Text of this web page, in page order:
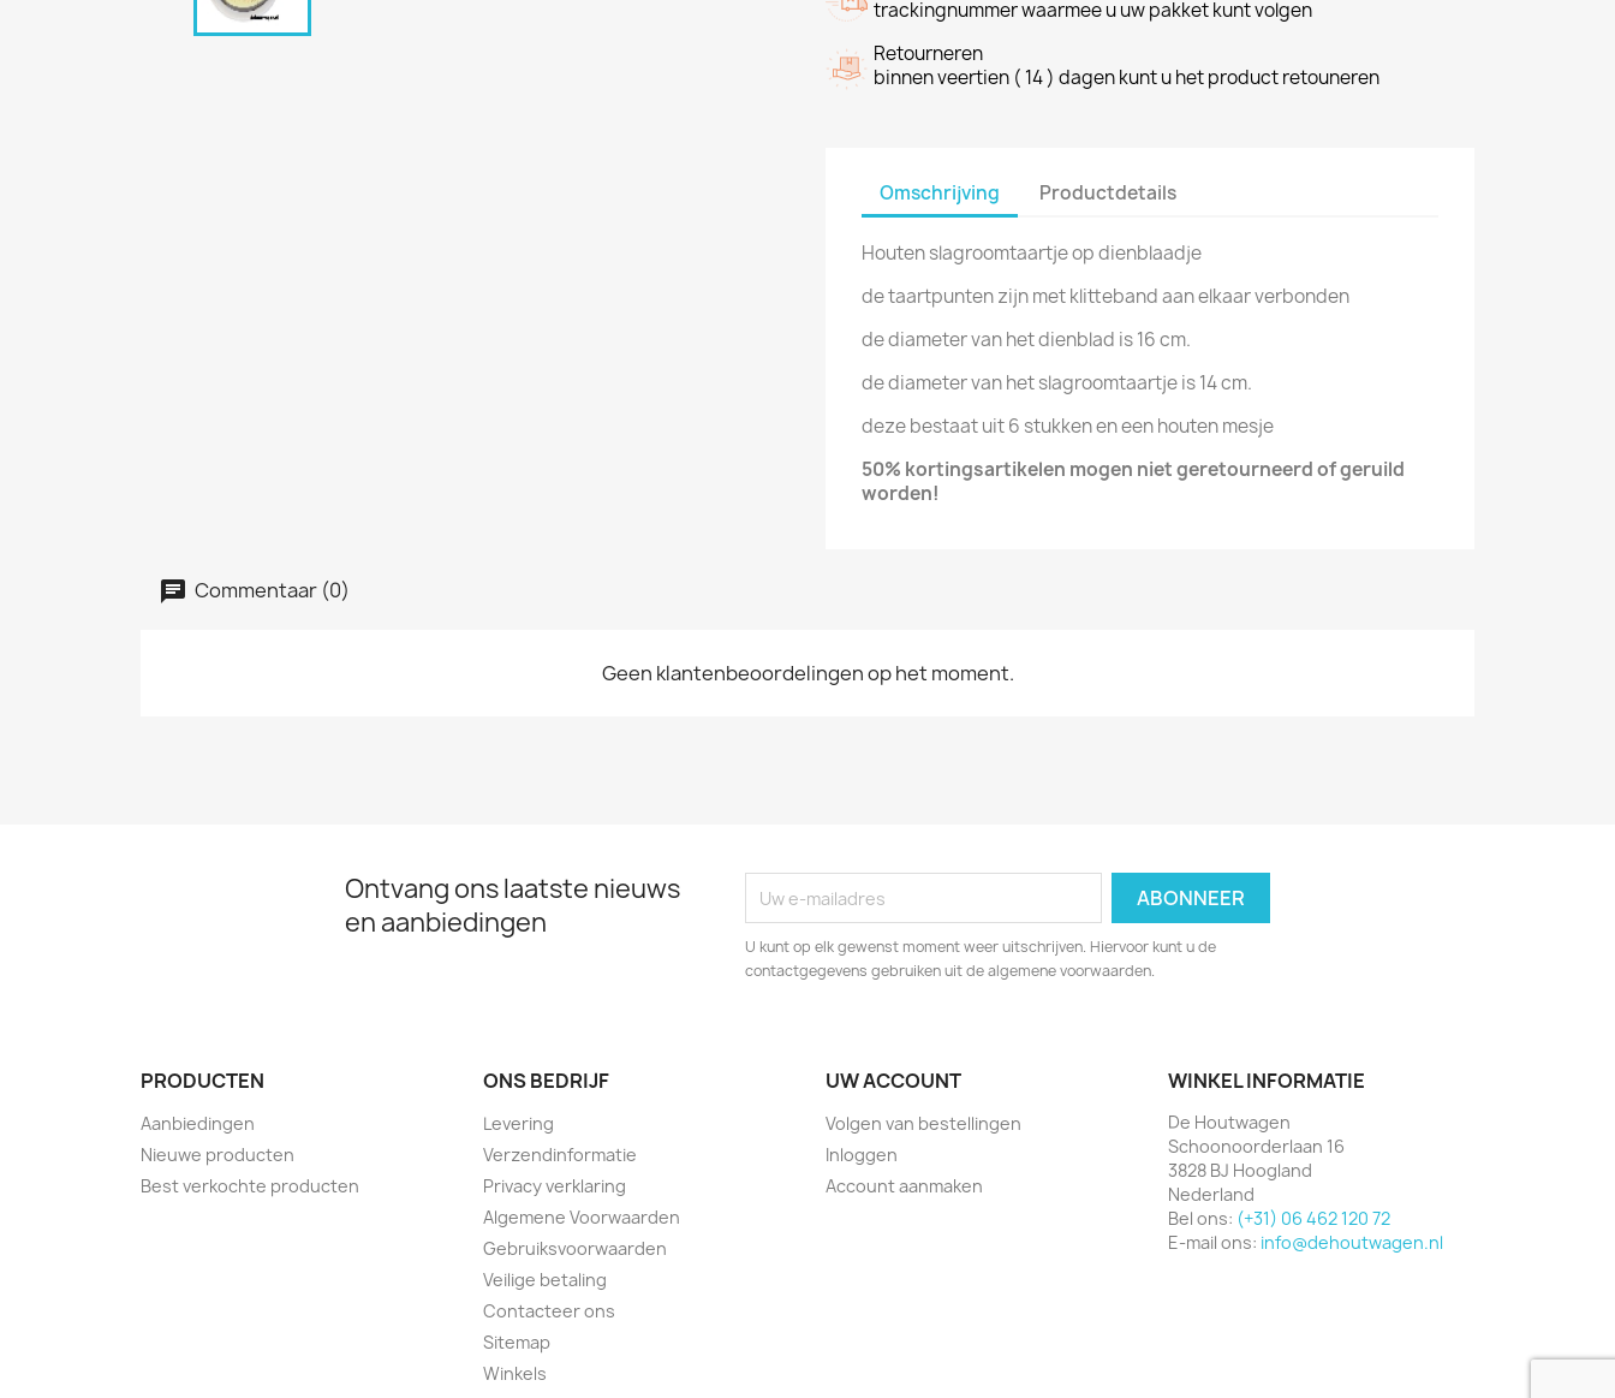
trackingnummer waarmee u uw pakket kunt volgen
Retourneren
binnen veertien ( 14 ) dagen kunt u het product retouneren
Omschrijving Productdetails
Houten slagroomtaartje op dienblaadje
de taartpunten zijn met klitteband aan elkaar verbonden
de diameter van het dienblad is 16 cm.
de diameter van het slagroomtaartje is 14 cm.
deze bestaat uit 6 stukken en een houten mesje
50% kortingsartikelen mogen niet geretourneerd of geruild
worden!
Commentaar (0)
Geen klantenbeoordelingen op het moment.
Ontvang ons laatste nieuws
en aanbiedingen
U kunt op elk gewenst moment weer uitschrijven. Hiervoor kunt u de
contactgegevens gebruiken uit de algemene voorwaarden.
PRODUCTEN
Aanbiedingen
Nieuwe producten
Best verkochte producten
ONS BEDRIJF
Levering
Verzendinformatie
Privacy verklaring
Algemene Voorwaarden
Gebruiksvoorwaarden
Veilige betaling
Contacteer ons
Sitemap
Winkels
UW ACCOUNT
Volgen van bestellingen
Inloggen
Account aanmaken
WINKEL INFORMATIE
De Houtwagen
Schoonoorderlaan 16
3828 BJ Hoogland
Nederland
Bel ons: (+31) 06 462 120 72
E-mail ons: info@dehoutwagen.nl